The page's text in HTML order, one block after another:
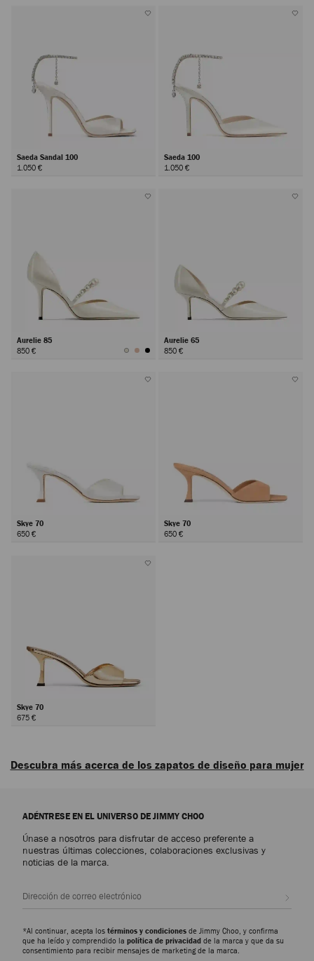
Saeda Sandal 100
1.050 €
Saeda 100
1.050 €
Aurelie 85
850 €
Aurelie 65
850 €
Skye 70
650 €
Skye 70
650 €
Skye 70
675 €
Descubra más acerca de los zapatos de diseño para mujer
versatilidad y el arte de Jimmy Choo, desde emblemáticos diseños de diario
hasta los modelos más llamativos, tenemos diseños para cualquier
ocasión.
repujado que imita la piel de cocodrilo, y los Ixia, presentados con
elegancia y versatilidad a cualquier fondo de armario.
Zapatillas
ADÉNTRESE EN EL UNIVERSO DE JIMMY CHOO
Únase a nosotros para disfrutar de acceso preferente a
nuestras últimas colecciones, colaboraciones exclusivas y
noticias de la marca.
*Al continuar, acepta los términos y condiciones de Jimmy Choo, y confirma
que ha leído y comprendido la política de privacidad de la marca y que da su
consentimiento para recibir mensajes de marketing de la marca.